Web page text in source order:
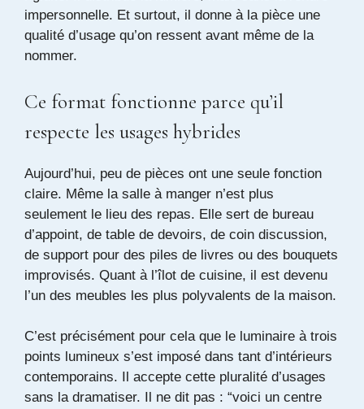
impersonnelle. Et surtout, il donne à la pièce une
qualité d’usage qu’on ressent avant même de la
nommer.
Ce format fonctionne parce qu’il
respecte les usages hybrides
Aujourd’hui, peu de pièces ont une seule fonction
claire. Même la salle à manger n’est plus
seulement le lieu des repas. Elle sert de bureau
d’appoint, de table de devoirs, de coin discussion,
de support pour des piles de livres ou des bouquets
improvisés. Quant à l’îlot de cuisine, il est devenu
l’un des meubles les plus polyvalents de la maison.
C’est précisément pour cela que le luminaire à trois
points lumineux s’est imposé dans tant d’intérieurs
contemporains. Il accepte cette pluralité d’usages
sans la dramatiser. Il ne dit pas : “voici un centre